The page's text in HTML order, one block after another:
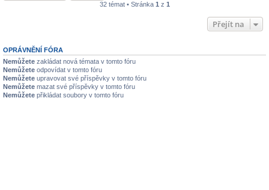
32 témat • Stránka 1 z 1
Přejít na
OPRÁVNĚNÍ FÓRA
Nemůžete zakládat nová témata v tomto fóru
Nemůžete odpovídat v tomto fóru
Nemůžete upravovat své příspěvky v tomto fóru
Nemůžete mazat své příspěvky v tomto fóru
Nemůžete přikládat soubory v tomto fóru